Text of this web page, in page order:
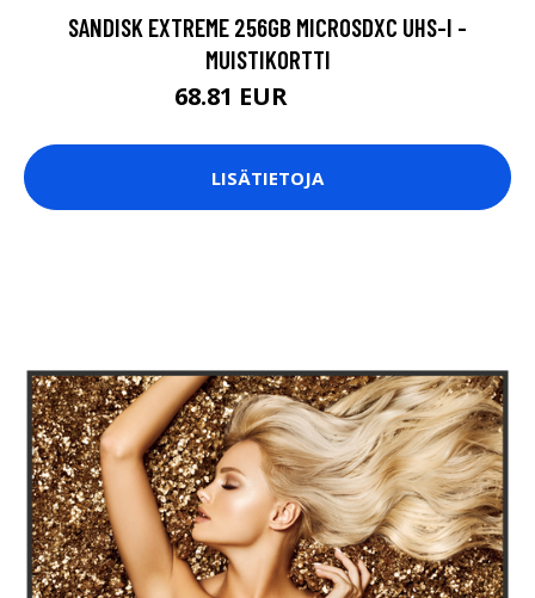
SANDISK EXTREME 256GB MICROSDXC UHS-I -
MUISTIKORTTI
68.81 EUR
LISÄTIETOJA